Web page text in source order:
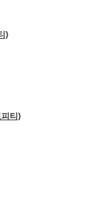
)
티)